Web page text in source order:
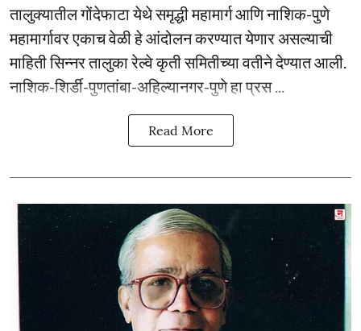
तालुक्यातील गोंदेफाटा येथे समृद्धी महामार्ग आणि नाशिक-पुणे
महामार्गावर एकाच वेळी हे आंदोलन करण्यात येणार असल्याची
माहिती सिन्नर तालुका रेल्वे कृती समितीच्या वतीने देण्यात आली.
नाशिक-शिर्डी-पुणतांबा-अहिल्यानगर-पुणे हा प्रस ...
Read More